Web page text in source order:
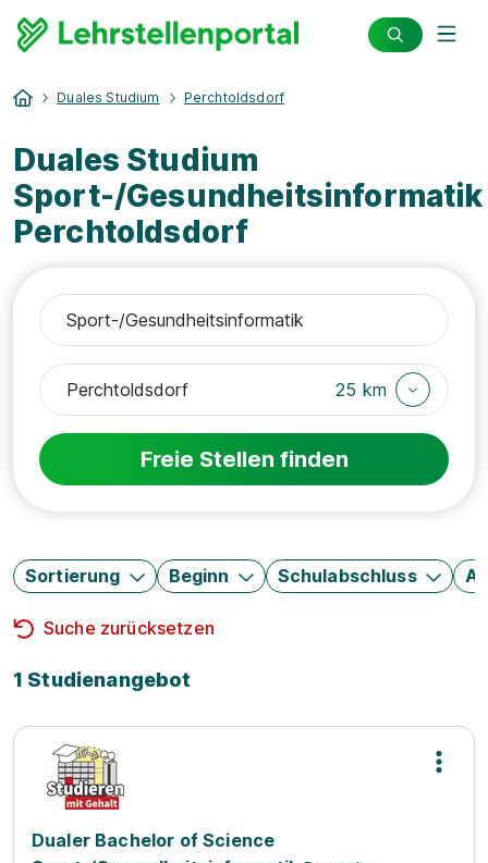
Duales Studium Perchtoldsdorf
Duales Studium
Sport-/Gesundheitsinformatik
Perchtoldsdorf
25 km
Freie Stellen finden
Sortierung Beginn Schulabschluss
Suche zurücksetzen
1 Studienangebot
Dualer Bachelor of Science